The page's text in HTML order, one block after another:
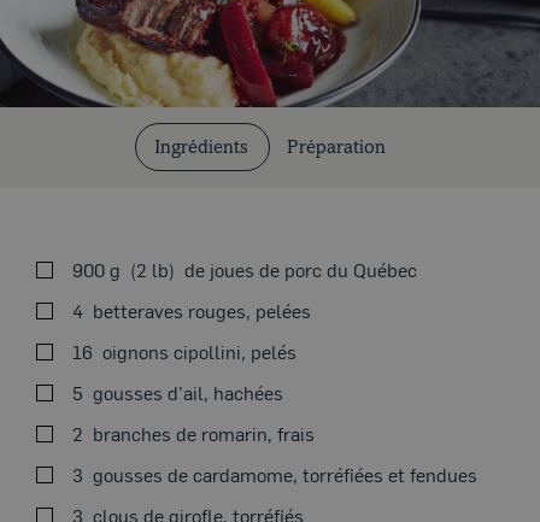
Nos recettes
Ingrédients Préparation
900 g 2 lb
de joues de porc du Québec
4 betteraves rouges, pelées
16 oignons cipollini, pelés
5 gousses d'ail, hachées
2 branches de romarin, frais
3 gousses de cardamome, torréfiées et fendues
3 clous de girofle, torréfiés
VOIRÀ LA MIJOTEUSE
VOIRAU FOUR
déposer dans le fond de la mijoteuse.